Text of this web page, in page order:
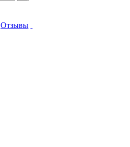
Отзывы